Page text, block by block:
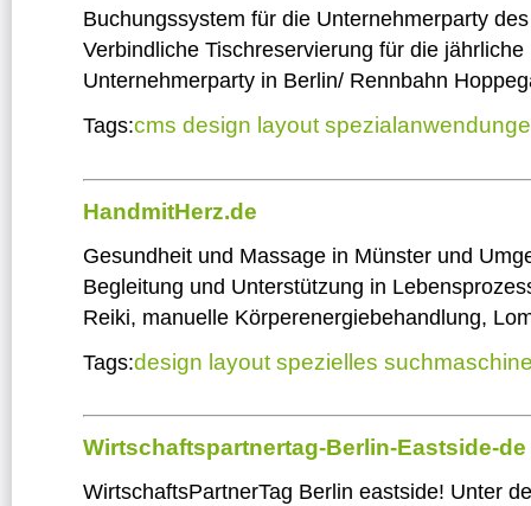
Buchungssystem für die Unternehmerparty
Verbindliche Tischreservierung für die jährliche
Unternehmerparty in Berlin/ Rennbahn
Tags:cms design layout
HandmitHerz.de
Gesundheit und Massage in Münster und
Begleitung und Unterstützung in
Reiki, manuelle Körperenergiebehandlung,
Tags:design layout spezielles
Wirtschaftspartnertag-Berlin-Eastside-de
WirtschaftsPartnerTag Berlin eastside! Unter